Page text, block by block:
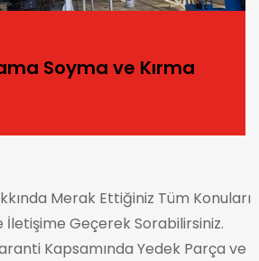
Soyma ve Kırma
Merak Ettiğiniz Tüm Konuları
İletişime Geçerek Sorabilirsiniz.
Kapsamında Yedek Parça ve